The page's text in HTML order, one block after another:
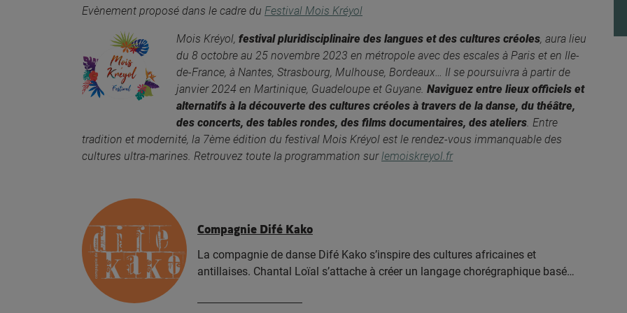
Evènement proposé dans le cadre du Festival Mois Kréyol
Mois Kréyol, festival pluridisciplinaire des langues et des cultures créoles, aura lieu
du 8 octobre au 25 novembre 2023 en métropole avec des escales à Paris et en Ile-
de-France, à Nantes, Strasbourg, Mulhouse, Bordeaux… Il se poursuivra à partir de
janvier 2024 en Martinique, Guadeloupe et Guyane. Naviguez entre lieux officiels et
alternatifs à la découverte des cultures créoles à travers de la danse, du théâtre,
des concerts, des tables rondes, des films documentaires, des ateliers. Entre
tradition et modernité, la 7ème édition du festival Mois Kréyol est le rendez-vous immanquable des
cultures ultra-marines. Retrouvez toute la programmation surlemoiskreyol.fr
Compagnie Difé Kako
La compagnie de danse Difé Kako s’inspire des cultures africaines et
antillaises. Chantal Loïal s’attache à créer un langage chorégraphique basé…